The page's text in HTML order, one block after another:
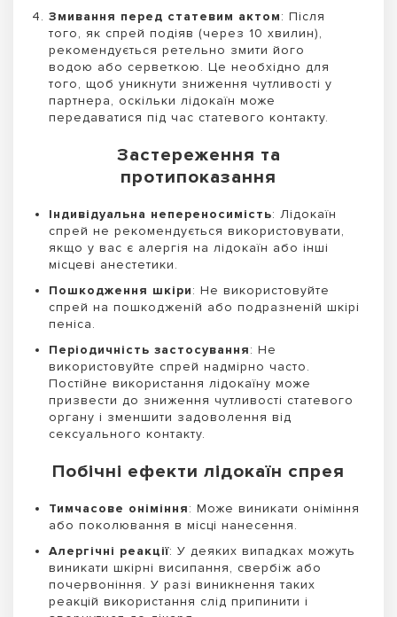
Змивання перед статевим актом: Після
того, як спрей подіяв (через 10 хвилин),
рекомендується ретельно змити його
водою або серветкою. Це необхідно для
того, щоб уникнути зниження чутливості у
партнера, оскільки лідокаїн може
передаватися під час статевого контакту.
Застереження та
протипоказання
Індивідуальна непереносимість: Лідокаїн
спрей не рекомендується використовувати,
якщо у вас є алергія на лідокаїн або інші
місцеві анестетики.
Пошкодження шкіри: Не використовуйте
спрей на пошкодженій або подразненій шкірі
пеніса.
Періодичність застосування: Не
використовуйте спрей надмірно часто.
Постійне використання лідокаїну може
призвести до зниження чутливості статевого
органу і зменшити задоволення від
сексуального контакту.
Побічні ефекти лідокаїн спрея
Тимчасове оніміння: Може виникати оніміння
або поколювання в місці нанесення.
Алергічні реакції: У деяких випадках можуть
виникати шкірні висипання, свербіж або
почервоніння. У разі виникнення таких
реакцій використання слід припинити і